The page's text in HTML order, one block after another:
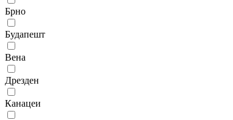
Брно
Будапешт
Вена
Дрезден
Канацеи